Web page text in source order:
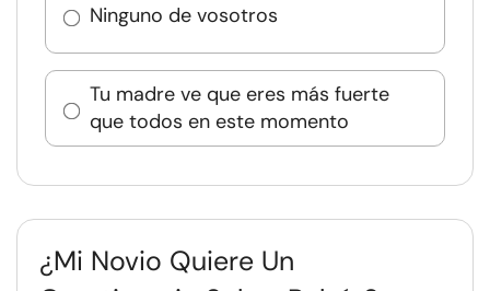
Ninguno de vosotros
Tu madre ve que eres más fuerte
que todos en este momento
¿Mi Novio Quiere Un